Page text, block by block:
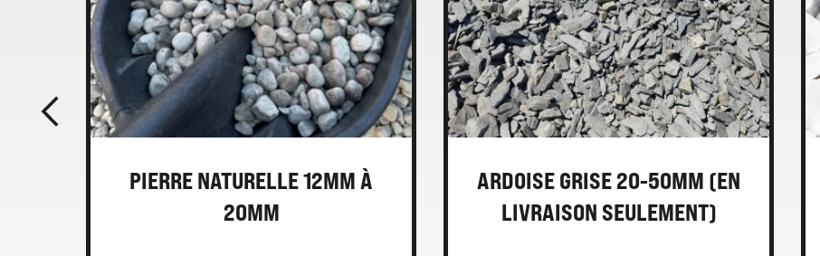
PIERRE NATURELLE 12MM À
20MM
ARDOISE GRISE 20-50MM (EN
LIVRAISON SEULEMENT)